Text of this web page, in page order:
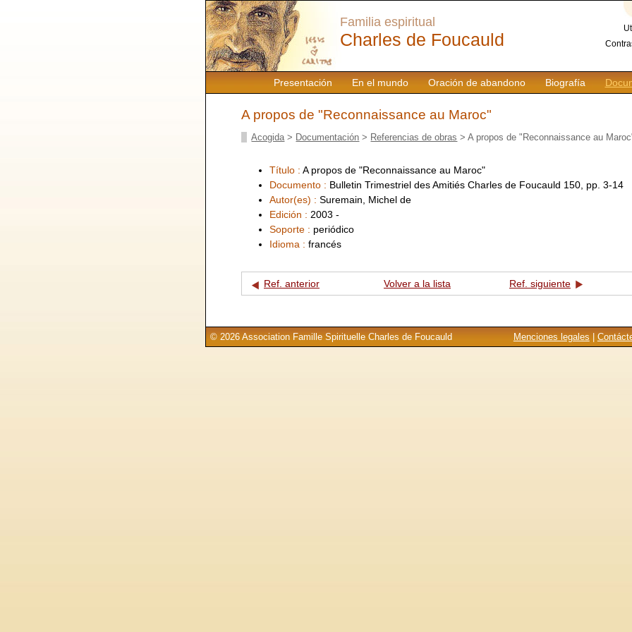
Presentación En el mundo Oración de abandono Biografía
Familia espiritual
Charles de Foucauld
A propos de "Reconnaissance au Maroc"
Acogida > Documentación > Referencias de obras > A propos de "Reconnaissance au
Título : A propos de "Reconnaissance au Maroc"
Documento : Bulletin Trimestriel des Amitiés Charles de Foucauld 150, pp. 3-14
Autor(es) : Suremain, Michel de
Edición : 2003 -
Soporte : periódico
Idioma : francés
Ref. anterior Volver a la lista Ref. siguiente
Menciones legales
© 2026 Association Famille Spirituelle Charles de Foucauld